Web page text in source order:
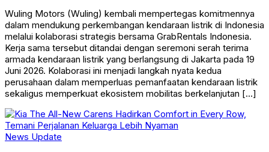
Wuling Motors (Wuling) kembali mempertegas komitmennya
dalam mendukung perkembangan kendaraan listrik di Indonesia
melalui kolaborasi strategis bersama GrabRentals Indonesia.
Kerja sama tersebut ditandai dengan seremoni serah terima
armada kendaraan listrik yang berlangsung di Jakarta pada 19
Juni 2026. Kolaborasi ini menjadi langkah nyata kedua
perusahaan dalam memperluas pemanfaatan kendaraan listrik
sekaligus memperkuat ekosistem mobilitas berkelanjutan […]
News Update